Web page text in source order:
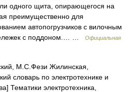
одного щита, опирающегося на
преимущественно для
автопогрузчиков с вилочным
с поддоном.… …
Официальная
М.С.Фези Жилинская,
словарь по электротехнике и
Тематики электротехника,